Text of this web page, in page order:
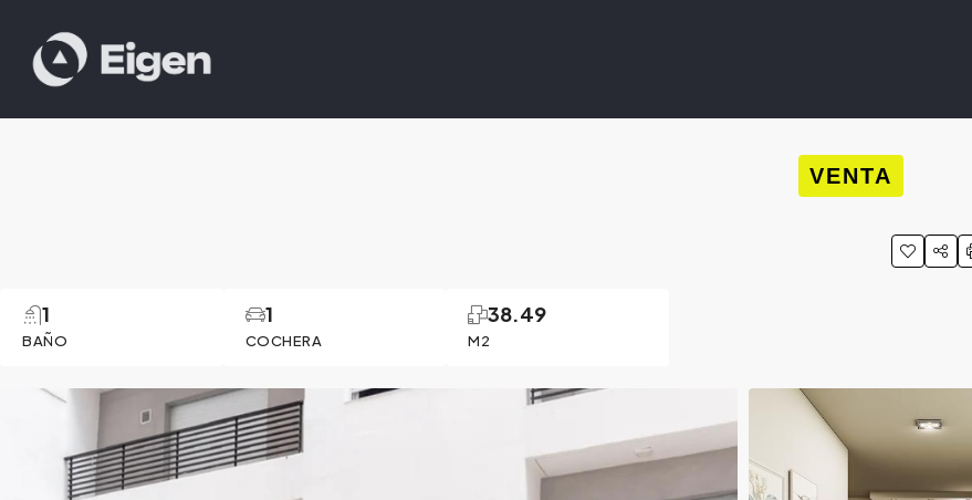
VENTA
BAÑO
1
COCHERA
1
M2
38.49